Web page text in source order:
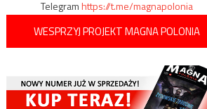
Telegramhttps://t.me/magnapolonia
WESPRZYJ PROJEKT MAGNA POLONIA